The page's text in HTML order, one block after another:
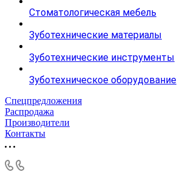
Стоматологическая мебель
Зуботехнические материалы
Зуботехнические инструменты
Зуботехническое оборудование
Спецпредложения
Распродажа
Производители
Контакты